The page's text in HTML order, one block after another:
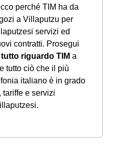
perché TIM ha da
a Villaputzu per
servizi ed
contratti. Prosegui
riguardo TIM a
tutto ciò che il più
italiano è in grado
tariffe e servizi